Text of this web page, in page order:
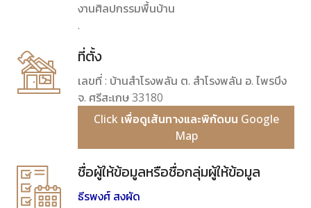
งานศิลปกรรมพื้นบ้าน
.
ที่ตั้ง
เลขที่ : บ้านสำโรงพลัน ต. สำโรงพลัน อ. ไพรบึง
จ. ศรีสะเกษ 33180
Click เพื่อดูเส้นทางและพิกัดบน Google
Map
ชื่อผู้ให้ข้อมูลหรือชื่อกลุ่มผู้ให้ข้อมูล
ธีรพงศ์ สงผัด